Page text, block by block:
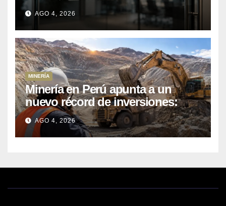
primer semestre 2026
AGO 4, 2026
MINERÍA
Minería en Perú apunta a un
nuevo récord de inversiones:
crecen los petitorios y el FMI
insta a destrabar proyectos
AGO 4, 2026